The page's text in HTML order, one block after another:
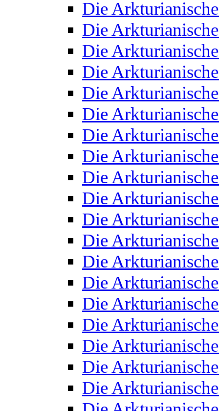
Die
Die
Die
Die
Die
Die
Die
Die
Die
Die
Die
Die
Die
Die
Die
Die
Die
Die
Die